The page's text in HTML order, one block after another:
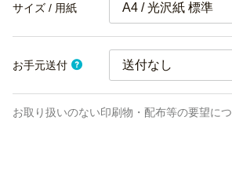
サイズ / 用紙 A4 / 光沢紙 標準
お手元送付
お取り扱いのない印刷物・配布等の要望に